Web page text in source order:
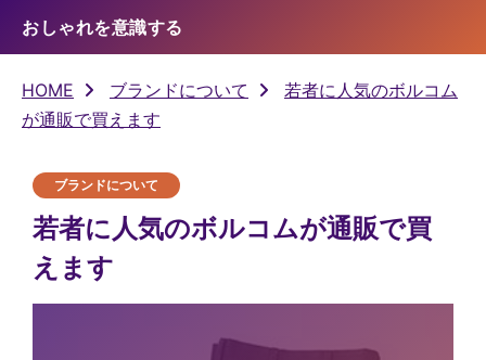
おしゃれを意識する
HOME ブランドについて
若者に人気のボルコム
が通販で買えます
ブランドについて
若者に人気のボルコムが通販で買
えます